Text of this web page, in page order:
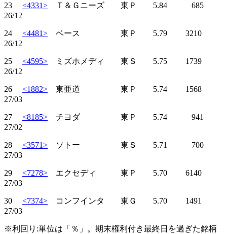
23 <4331> Ｔ＆Ｇニーズ 東Ｐ 5.84 685
26/12
24 <4481> ベース 東Ｐ 5.79 3210
26/12
25 <4595> ミズホメディ 東Ｓ 5.75 1739
26/12
26 <1882> 東亜道 東Ｐ 5.74 1568
27/03
27 <8185> チヨダ 東Ｐ 5.74 941
27/02
28 <3571> ソトー 東Ｓ 5.71 700
27/03
29 <7278> エクセディ 東Ｐ 5.70 6140
27/03
30 <7374> コンフインタ 東Ｇ 5.70 1491
27/03
※利回り:単位は「％」。期末権利付き最終日を過ぎた銘柄